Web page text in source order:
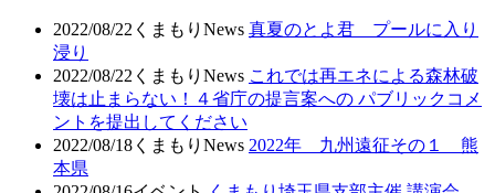
2022/08/22 くまもりNews 真夏のとよ君 プールに入り
浸り
2022/08/22 くまもりNews これでは再エネによる森林破
壊は止まらない！４省庁の提言案への パブリックコメ
ントを提出してください
2022/08/18 くまもりNews 2022年 九州遠征その１ 熊
本県